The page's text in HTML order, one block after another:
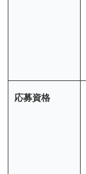
応募資格